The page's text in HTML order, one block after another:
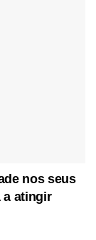
nos seus
a atingir